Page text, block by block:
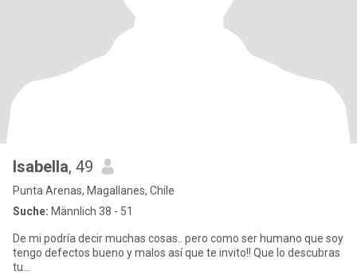
Isabella, 49
Punta Arenas, Magallanes, Chile
Suche: Männlich 38 - 51
De mi podría decir muchas cosas.. pero como ser humano que soy
tengo defectos bueno y malos así que te invito!! Que lo descubras
tu...